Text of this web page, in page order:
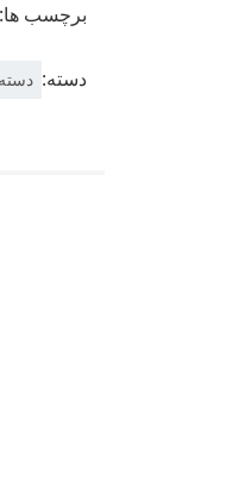
برچسب ها:
دسته: